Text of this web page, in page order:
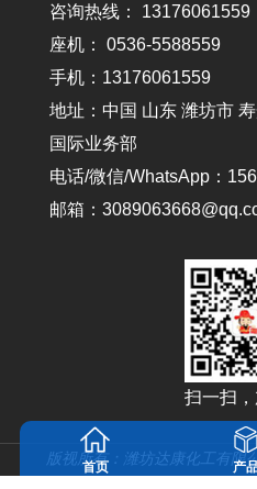
咨询热线： 13176061559
座机： 0536-5588559
手机：13176061559
地址：中国 山东 潍坊市
国际业务部
电话/微信/WhatsApp：
邮箱：
扫一扫
版视所有：潍坊达康化工有限
首页 产